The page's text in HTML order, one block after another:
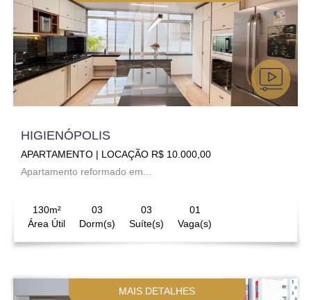
HIGIENÓPOLIS
APARTAMENTO | LOCAÇÃO R$ 10.000,00
Apartamento reformado em...
130m²
Área Útil
03
Dorm(s)
03
Suíte(s)
01
Vaga(s)
MAIS DETALHES